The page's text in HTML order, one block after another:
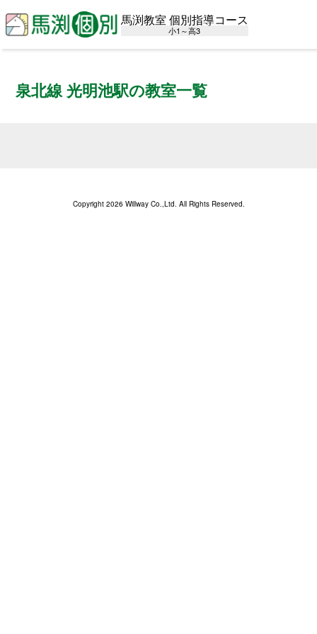
馬渕教室 個別指導コース
小1～高3
泉北線 光明池駅の教室一覧
Copyright 2026 Willway Co.,Ltd. All Rights Reserved.